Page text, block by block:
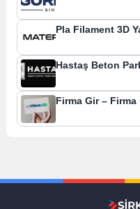
Pla Filament 3D
Hastaş Beton
Firma Gir – Firma